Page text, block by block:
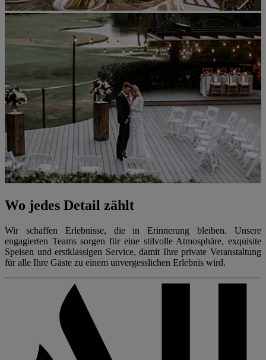
Wo jedes Detail zählt
Wir schaffen Erlebnisse, die in Erinnerung bleiben. Unsere
engagierten Teams sorgen für eine stilvolle Atmosphäre, exquisite
Speisen und erstklassigen Service, damit Ihre private Veranstaltung
für alle Ihre Gäste zu einem unvergesslichen Erlebnis wird.